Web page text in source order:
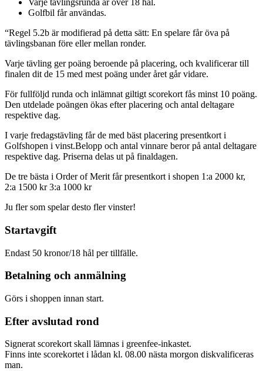
Varje tävlingsrunda är över 18 hål.
Golfbil får användas.
“Regel 5.2b är modifierad på detta sätt: En spelare får öva på
tävlingsbanan före eller mellan ronder.
Varje tävling ger poäng beroende på placering, och kvalificerar till
finalen dit de 15 med mest poäng under året går vidare.
För fullföljd runda och inlämnat giltigt scorekort fås minst 10 poäng.
Den utdelade poängen ökas efter placering och antal deltagare
respektive dag.
I varje fredagstävling får de med bäst placering presentkort i
Golfshopen i vinst.Belopp och antal vinnare beror på antal deltagare
respektive dag. Priserna delas ut på finaldagen.
De tre bästa i Order of Merit får presentkort i shopen 1:a 2000 kr,
2:a 1500 kr 3:a 1000 kr
Ju fler som spelar desto fler vinster!
Startavgift
Endast 50 kronor/18 hål per tillfälle.
Betalning och anmälning
Görs i shoppen innan start.
Efter avslutad rond
Signerat scorekort skall lämnas i greenfee-inkastet.
Finns inte scorekortet i lådan kl. 08.00 nästa morgon diskvalificeras
man.